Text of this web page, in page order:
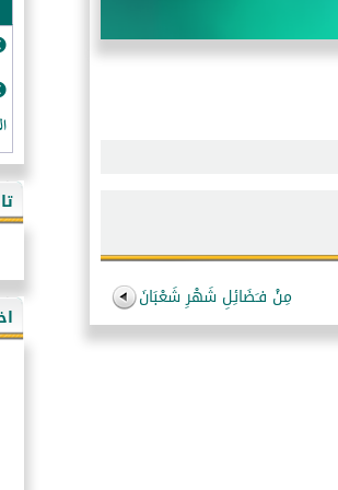
مِنْ فـَضَائِلِ شَهْرِ شَعْبَانَ